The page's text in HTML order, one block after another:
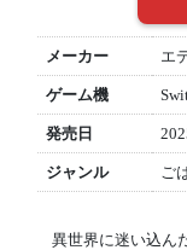
メーカー エ
ゲーム機
発売日
ジャンル ご
異世界に迷い込ん